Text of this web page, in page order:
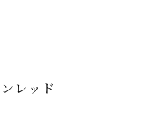
レッド